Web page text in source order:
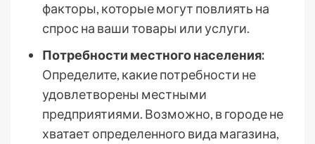
факторы, которые могут повлиять на
спрос на ваши товары или услуги.
Потребности местного населения:
Определите, какие потребности не
удовлетворены местными
предприятиями. Возможно, в городе не
хватает определенного вида магазина,